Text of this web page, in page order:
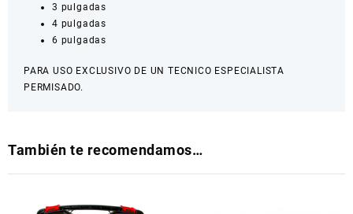
3 pulgadas
4 pulgadas
6 pulgadas
PARA USO EXCLUSIVO DE UN TECNICO ESPECIALISTA
PERMISADO.
También te recomendamos…